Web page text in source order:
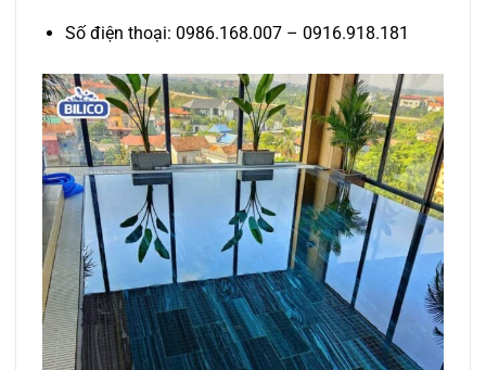
Số điện thoại: 0986.168.007 – 0916.918.181